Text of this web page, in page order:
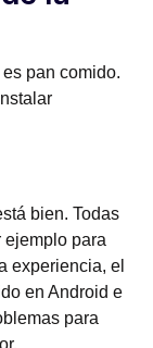
pan comido.
bien. Todas
ejemplo para
experiencia, el
en Android e
para